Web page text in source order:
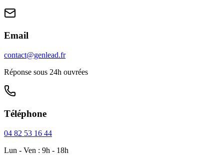
Email
contact@genlead.fr
Réponse sous 24h ouvrées
Téléphone
04 82 53 16 44
Lun - Ven : 9h - 18h